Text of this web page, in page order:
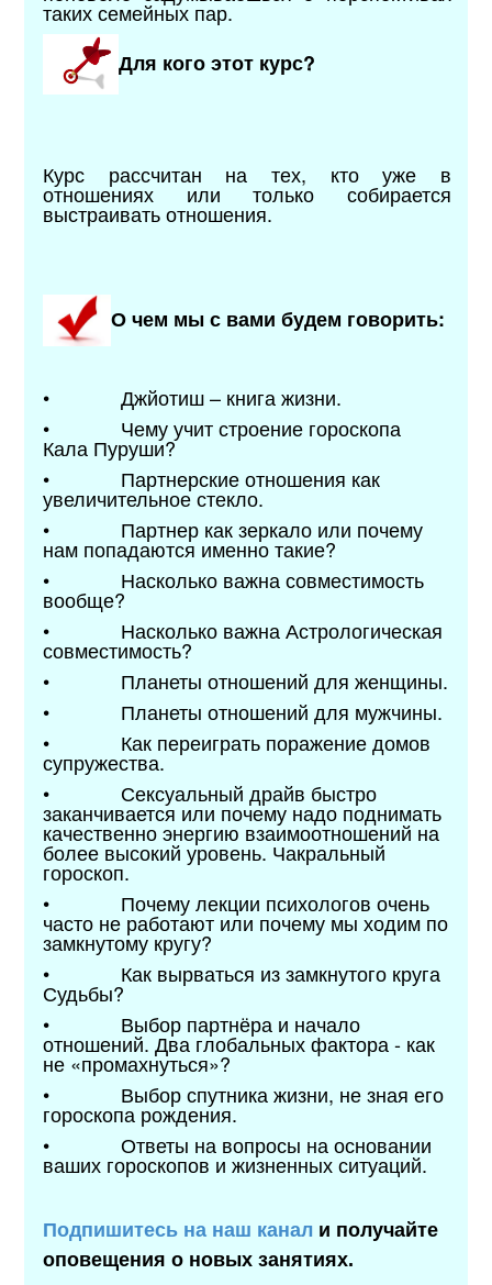
таких семейных пар.
Для кого этот курс?
Курс рассчитан на тех, кто уже в
отношениях или только собирается
выстраивать отношения.
О чем мы с вами будем говорить:
• Джйотиш – книга жизни.
• Чему учит строение гороскопа
Кала Пуруши?
• Партнерские отношения как
увеличительное стекло.
• Партнер как зеркало или почему
нам попадаются именно такие?
• Насколько важна совместимость
вообще?
• Насколько важна Астрологическая
совместимость?
• Планеты отношений для женщины.
• Планеты отношений для мужчины.
• Как переиграть поражение домов
супружества.
• Сексуальный драйв быстро
заканчивается или почему надо поднимать
качественно энергию взаимоотношений на
более высокий уровень. Чакральный
гороскоп.
• Почему лекции психологов очень
часто не работают или почему мы ходим по
замкнутому кругу?
• Как вырваться из замкнутого круга
Судьбы?
• Выбор партнёра и начало
отношений. Два глобальных фактора - как
не «промахнуться»?
• Выбор спутника жизни, не зная его
гороскопа рождения.
• Ответы на вопросы на основании
ваших гороскопов и жизненных ситуаций.
Подпишитесь на наш канал и получайте
оповещения о новых занятиях.